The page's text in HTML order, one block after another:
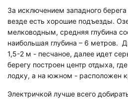
За исключением западного
везде есть хорошие подъезды.
мелководным, средняя глубина
наибольшая глубина – 6 метров.
1,5-2 м - песчаное, далее идет
берегу построен центр отдыха,
лодку, а на южном - расположен
Электричкой лучше всего